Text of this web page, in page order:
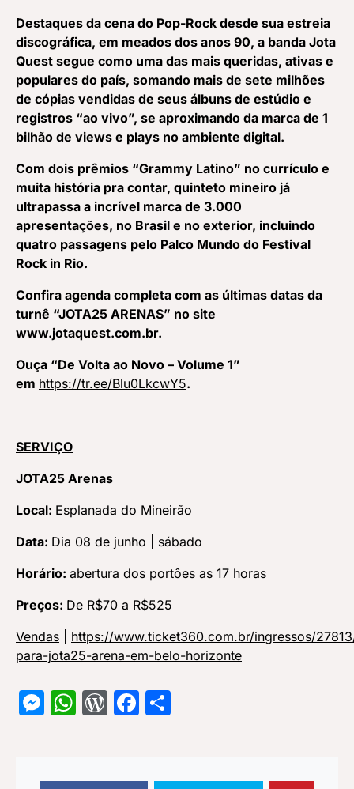
Destaques da cena do Pop-Rock desde sua estreia
discográfica, em meados dos anos 90, a banda Jota
Quest segue como uma das mais queridas, ativas e
populares do país, somando mais de sete milhões
de cópias vendidas de seus álbuns de estúdio e
registros “ao vivo”, se aproximando da marca de 1
bilhão de views e plays no ambiente digital.
Com dois prêmios “Grammy Latino” no currículo e
muita história pra contar, quinteto mineiro já
ultrapassa a incrível marca de 3.000
apresentações, no Brasil e no exterior, incluindo
quatro passagens pelo Palco Mundo do Festival
Rock in Rio.
Confira agenda completa com as últimas datas da
turnê “JOTA25 ARENAS” no site
www.jotaquest.com.br.
Ouça “De Volta ao Novo – Volume 1”
em https://tr.ee/Blu0LkcwY5.
SERVIÇO
JOTA25 Arenas
Local: Esplanada do Mineirão
Data: Dia 08 de junho | sábado
Horário: abertura dos portôes as 17 horas
Preços: De R$70 a R$525
Vendas
https://www.ticket360.com.br/ingressos/
para-jota25-arena-em-belo-horizonte
Messenger
WhatsApp
WordPress
Facebook